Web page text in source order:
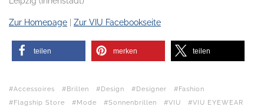
Zur Homepage Zur VIU Facebookseite
teilen merken teilen
Accessoires Brillen Design Designer
Fashion
Flagship Store
Mode Sonnenbrillen VIU VIU EYEWEAR